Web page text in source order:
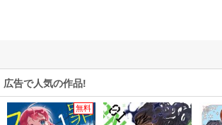
広告で人気の作品!
無料